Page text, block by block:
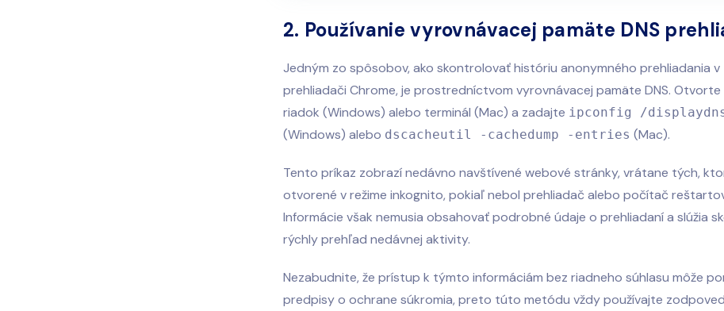
2. Používanie vyrovnávacej pamäte DNS
Jedným zo spôsobov, ako skontrolovať históriu anonymného prehliadania v
prehliadači Chrome, je prostredníctvom vyrovnávacej pamäte DNS.
riadok (Windows) alebo terminál (Mac) a zadajte ipconfig /
(Windows) alebo dscacheutil -cachedump -entries (Mac).
Tento príkaz zobrazí nedávno navštívené webové stránky, vrátane tých,
otvorené v režime inkognito, pokiaľ nebol prehliadač alebo počítač
Informácie však nemusia obsahovať podrobné údaje o prehliadaní a slúžia
rýchly prehľad nedávnej aktivity.
Nezabudnite, že prístup k týmto informáciám bez riadneho súhlasu môže
predpisy o ochrane súkromia, preto túto metódu vždy používajte